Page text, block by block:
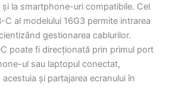
la smartphone-uri compatibile. Cel
C al modelului 16G3 permite intrarea
gestionarea cablurilor.
poate fi direcționată prin primul port
ul sau laptopul conectat,
și partajarea ecranului în